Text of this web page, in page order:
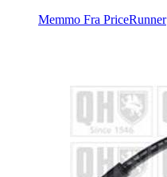
Memmo Fra PriceRunner